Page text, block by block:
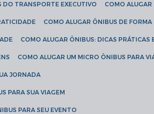
DO TRANSPORTE EXECUTIVO COMO
COMO ALUGAR ÔNIBUS DE
COMO ALUGAR ÔNIBUS: DICAS PRÁTICAS
COMO ALUGAR UM MICRO ÔNIBUS PARA
JORNADA
PARA SUA VIAGEM
PARA SEU EVENTO